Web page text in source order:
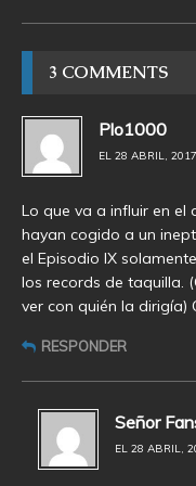
3 COMMENTS
Plo1000
EL 28 ABRIL,
Lo que va a influir en el
hayan cogido a un
el Episodio IX
los records de taquilla.
ver con quién la dirigía)
RESPONDER
Señor
EL 28 ABRIL,